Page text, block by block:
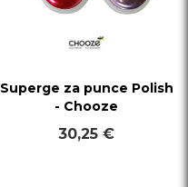
Superge za punce Polish
- Chooze
30,25 €